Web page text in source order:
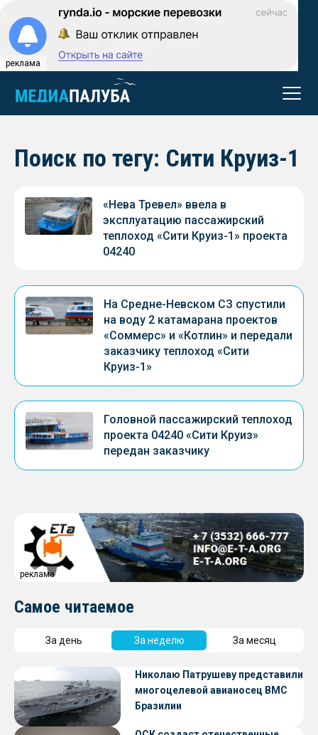
реклама
Поиск по тегу: Сити Круиз-1
«Нева Тревел» ввела в
эксплуатацию пассажирский
теплоход «Сити Круиз-1» проекта
04240
На Средне-Невском СЗ спустили
на воду 2 катамарана проектов
«Соммерс» и «Котлин» и передали
заказчику теплоход «Сити
Круиз-1»
Головной пассажирский теплоход
проекта 04240 «Сити Круиз»
передан заказчику
реклама
Самое читаемое
За день За неделю За месяц
Николаю Патрушеву представили
многоцелевой авианосец ВМС
Бразилии